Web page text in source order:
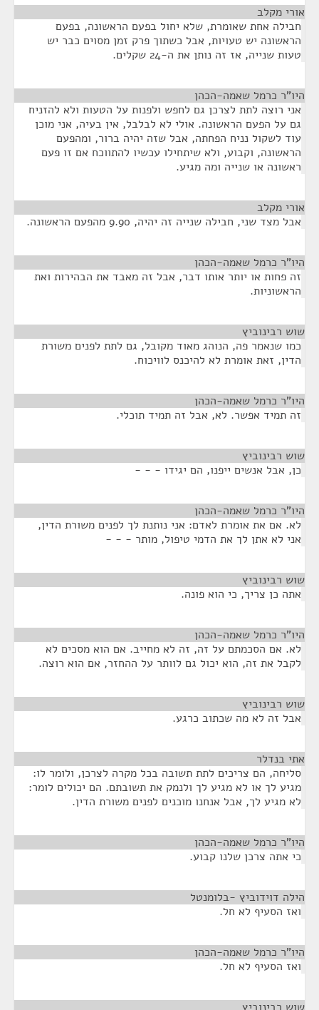
אורי מקלב
חבילה אחת שאומרת, שלא יחול בפעם הראשונה, בפעם
הראשונה יש טעויות, אבל כשתוך פרק זמן מסוים כבר יש
טעות שנייה, אז זה נותן את ה-24 שקלים.
היו"ר כרמל שאמה-הכהן
אני רוצה לתת לצרכן גם לחפש ולפנות על הטעות ולא להזניח
גם על הפעם הראשונה. אולי לא לבלבל, אין בעיה, אני מוכן
עוד לשקול נניח הפחתה, אבל שזה יהיה ברור, ומהפעם
הראשונה, וקבוע, ולא שיתחילו עכשיו להתווכח אם זו פעם
ראשונה או שנייה ומה מגיע.
אורי מקלב
אבל מצד שני, חבילה שנייה זה יהיה, 9.90 מהפעם הראשונה.
היו"ר כרמל שאמה-הכהן
זה פחות או יותר אותו דבר, אבל זה מאבד את הבהירות ואת
הראשוניות.
שוש רבינוביץ
כמו שנאמר פה, הנוהג מאוד מקובל, גם לתת לפנים משורת
הדין, זאת אומרת לא להיכנס לוויכוח.
היו"ר כרמל שאמה-הכהן
זה תמיד אפשר. לא, אבל זה תמיד תוכלי.
שוש רבינוביץ
כן, אבל אנשים ייפנו, הם יגידו - - -
היו"ר כרמל שאמה-הכהן
לא. אם את אומרת לאדם: אני נותנת לך לפנים משורת הדין,
אני לא אתן לך את הדמי טיפול, מותר - - -
שוש רבינוביץ
אתה כן צריך, כי הוא פונה.
היו"ר כרמל שאמה-הכהן
לא. אם הסכמתם על זה, זה לא מחייב. אם הוא מסכים לא
לקבל את זה, הוא יכול גם לוותר על ההחזר, אם הוא רוצה.
שוש רבינוביץ
אבל זה לא מה שכתוב כרגע.
אתי בנדלר
סליחה, הם צריכים לתת תשובה בכל מקרה לצרכן, ולומר לו:
מגיע לך או לא מגיע לך ולנמק את תשובתם. הם יכולים לומר:
לא מגיע לך, אבל אנחנו מוכנים לפנים משורת הדין.
היו"ר כרמל שאמה-הכהן
כי אתה צרכן שלנו קבוע.
הילה דוידוביץ -בלומנטל
ואז הסעיף לא חל.
היו"ר כרמל שאמה-הכהן
ואז הסעיף לא חל.